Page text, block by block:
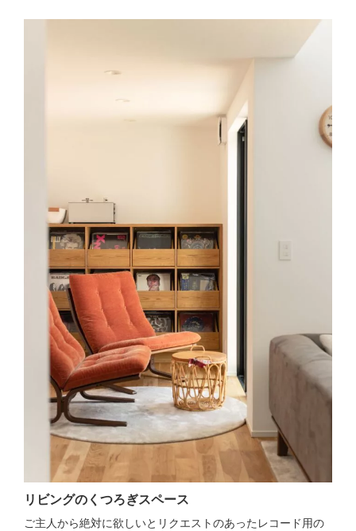
リビングのくつろぎスペース
ご主人から絶対に欲しいとリクエストのあったレコード用の